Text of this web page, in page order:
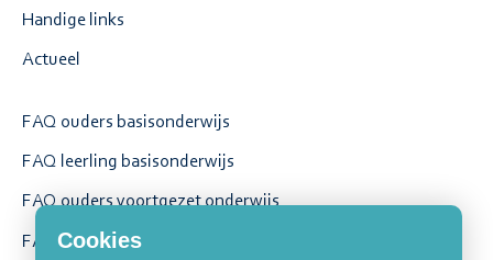
Cookies
Handige links
Actueel
FAQ ouders basisonderwijs
FAQ leerling basisonderwijs
FAQ ouders voortgezet onderwijs
FAQ leerling voortgezet onderwijs